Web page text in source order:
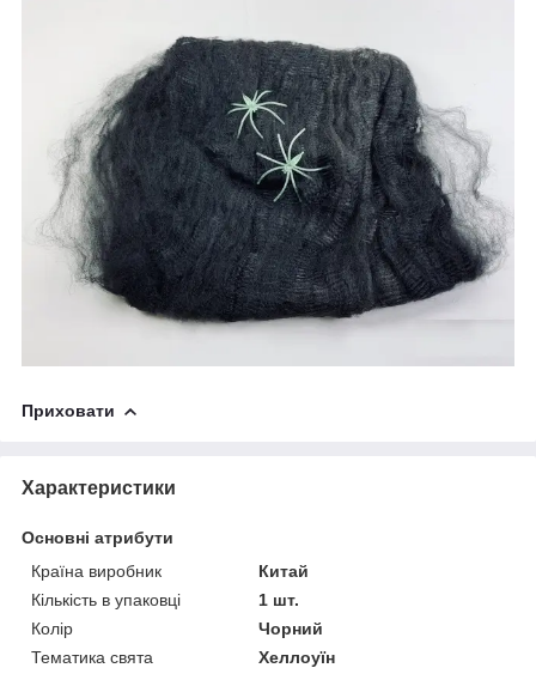
Приховати
Характеристики
Основні атрибути
Країна виробник
Китай
Кількість в упаковці
1 шт.
Колір
Чорний
Тематика свята
Хеллоуїн